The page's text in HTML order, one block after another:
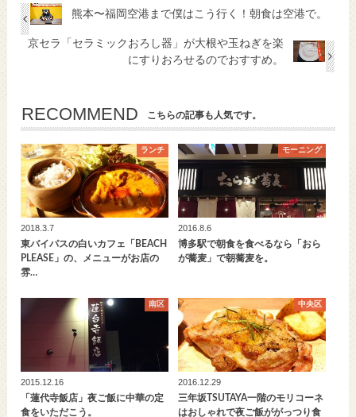
熊本〜福岡空港まで僕はこう行く！朝食は空港で。
京セラ「セラミックおろし器」が大根や玉ねぎを楽
にすりおろせるのでおすすめ。
RECOMMEND こちらの記事も人気です。
ランチ
2018.3.7
東バイパスの白いカフェ「BEACH
PLEASE」の、メニューがお店の
雰…
モーニング
2016.8.6
博多駅で朝食を食べるなら「おら
が蕎麦」で朝蕎麦を。
南区
2015.12.16
「蓮代寺飯店」夜ご飯に中華の定
食をいただこう。
中央区
2016.12.29
三年坂TSUTAYA一階のモリコーネ
はおしゃれで夜ご飯ががっつり食